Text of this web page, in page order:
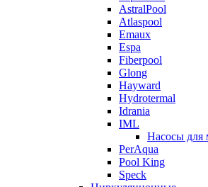
AstralPool
Atlaspool
Emaux
Espa
Fiberpool
Glong
Hayward
Hydrotermal
Idrania
IML
Насосы для
PerAqua
Pool King
Speck